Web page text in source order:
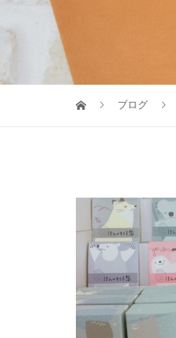
ブログ